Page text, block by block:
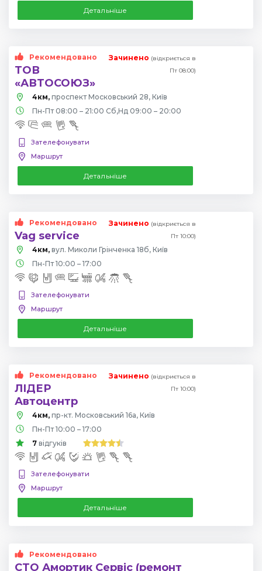
Детальніше
Рекомендовано
ТОВ
«АВТОСОЮЗ»
Зачинено (відкриється в
Пт 08:00)
4км, проспект Московський 28, Київ
Пн-Пт 08:00 – 21:00 Сб,Нд 09:00 – 20:00
Зателефонувати
Маршрут
Детальніше
Рекомендовано
Vag service
Зачинено (відкриється в
Пт 10:00)
4км, вул. Миколи Грінченка 18б, Київ
Пн-Пт 10:00 – 17:00
Зателефонувати
Маршрут
Детальніше
Рекомендовано
ЛІДЕР
Автоцентр
Зачинено (відкриється в
Пт 10:00)
4км, пр-кт. Московський 16а, Київ
Пн-Пт 10:00 – 17:00
7 відгуків
Зателефонувати
Маршрут
Детальніше
Рекомендовано
СТО Амортик Сервіс (ремонт